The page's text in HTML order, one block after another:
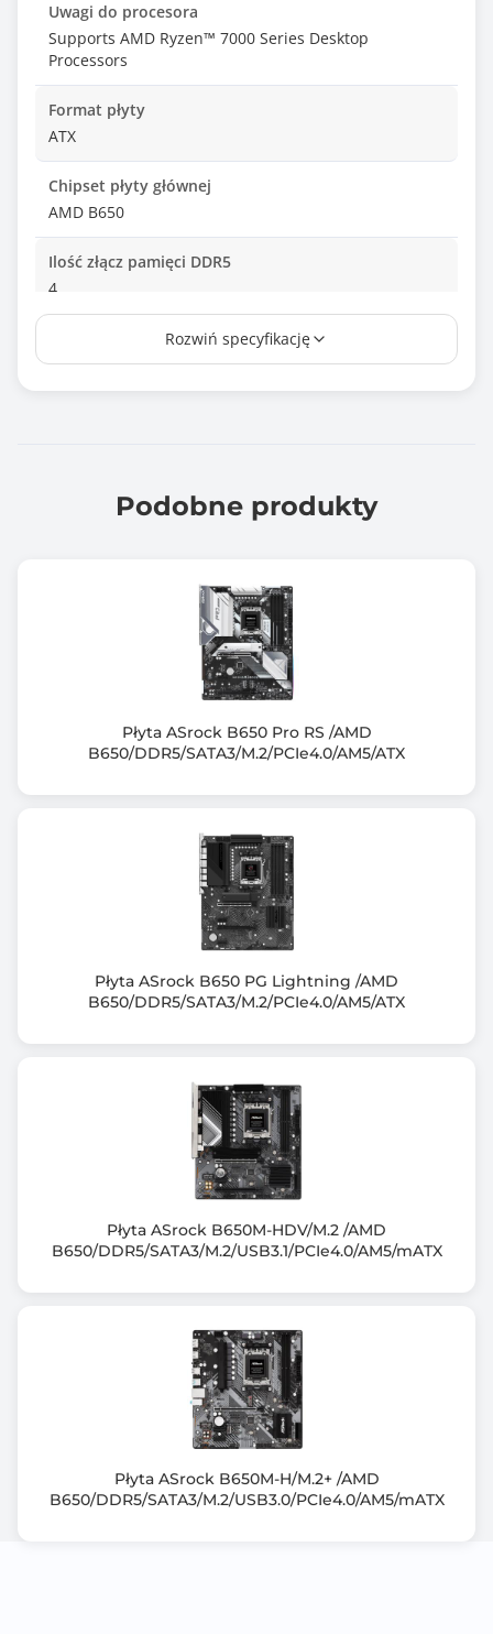
Uwagi do procesora
Supports AMD Ryzen™ 7000 Series Desktop
Processors
Format płyty
ATX
Chipset płyty głównej
AMD B650
Ilość złącz pamięci DDR5
4
Maksymalna wielkość pamięci
192 GB
DDR5-7200+ (OC)
DDR5-5600 (OC)
DDR5-5400 (OC)
Uwagi do pamięci RAM
Max. overclocking frequency
- 1DPC 1R Max. speed up to 7200+ MHz
- 2DPC 1R Max. speed up to 6000+ MHz
- 2DPC 2R Max. speed up to 5400+ MHz
Supports non-ECC, un-buffered memory
Zintegrowany kontroler SATA
Chipset+CPU: 4x SATA III 6Gb/s - RAID 0,1 + 2x M.2 -
- M.2_1 Source (From CPU) supports up to PCIe 4.0 x4
supports 22110/2280 devices
supports 2280/2260 devices
Wbudowana karta graficzna
Brak lub AMD Radeon™ Graphics (zależy od
Gniazda karty graficznej
Rozwiń specyfikację
Podobne produkty
Płyta ASrock B650 Pro RS /AMD
B650/DDR5/SATA3/M.2/PCIe4.0/AM5/ATX
Płyta ASrock B650 PG Lightning /AMD
B650/DDR5/SATA3/M.2/PCIe4.0/AM5/ATX
Płyta ASrock B650M-HDV/M.2 /AMD
B650/DDR5/SATA3/M.2/USB3.1/PCIe4.0/AM5/mATX
Płyta ASrock B650M-H/M.2+ /AMD
B650/DDR5/SATA3/M.2/USB3.0/PCIe4.0/AM5/mATX